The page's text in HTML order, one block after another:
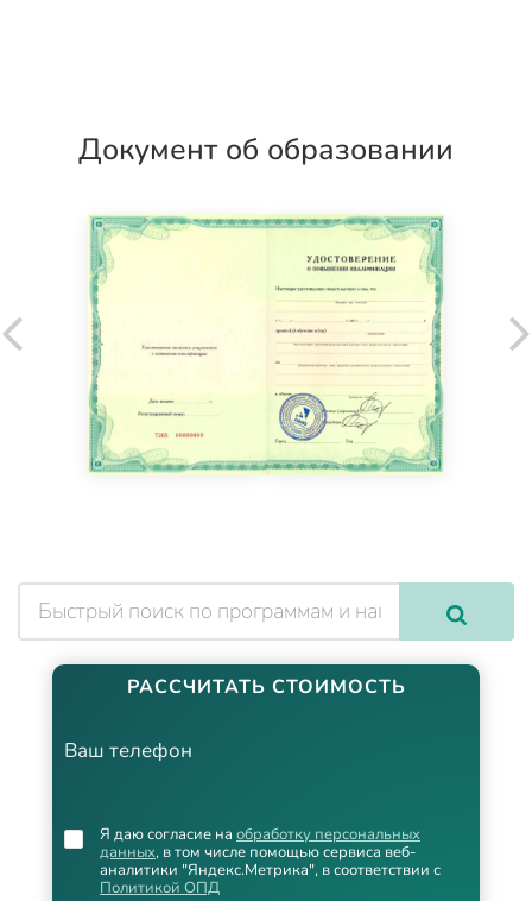
Документ об образовании
РАССЧИТАТЬ СТОИМОСТЬ
Ваш телефон
Я даю согласие на обработку персональных
данных, в том числе помощью сервиса веб-
аналитики "Яндекс.Метрика", в соответствии с
Политикой ОПД